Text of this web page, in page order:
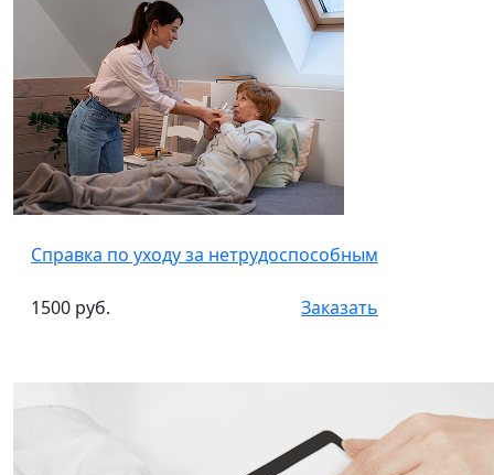
Справка по уходу за нетрудоспособным
1500 руб. Заказать